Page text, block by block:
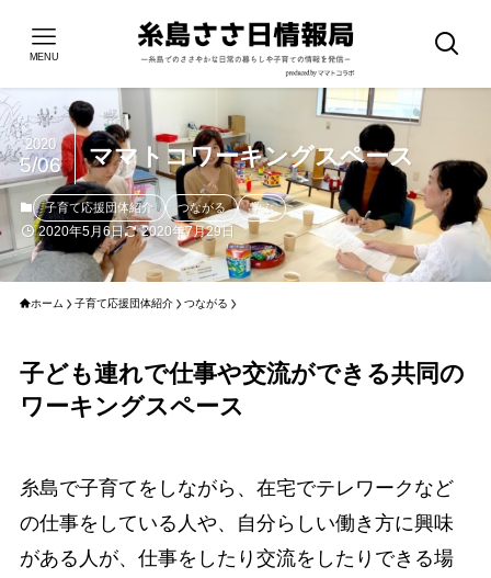
MENU
ママトコワーキングスペース
2020
5/06
子育て応援団体紹介 つながる 学ぶ
2020年5月6日 2020年7月29日
ホーム 子育て応援団体紹介 つながる
子ども連れで仕事や交流ができる共同の
ワーキングスペース
糸島で子育てをしながら、在宅でテレワークなど
の仕事をしている人や、自分らしい働き方に興味
がある人が、仕事をしたり交流をしたりできる場